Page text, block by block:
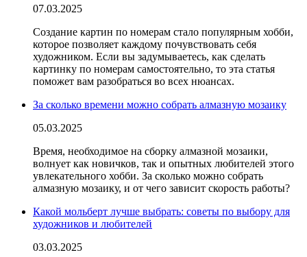
07.03.2025
Создание картин по номерам стало популярным хобби,
которое позволяет каждому почувствовать себя
художником. Если вы задумываетесь, как сделать
картинку по номерам самостоятельно, то эта статья
поможет вам разобраться во всех нюансах.
За сколько времени можно собрать алмазную мозаику
05.03.2025
Время, необходимое на сборку алмазной мозаики,
волнует как новичков, так и опытных любителей этого
увлекательного хобби. За сколько можно собрать
алмазную мозаику, и от чего зависит скорость работы?
Какой мольберт лучше выбрать: советы по выбору для
художников и любителей
03.03.2025